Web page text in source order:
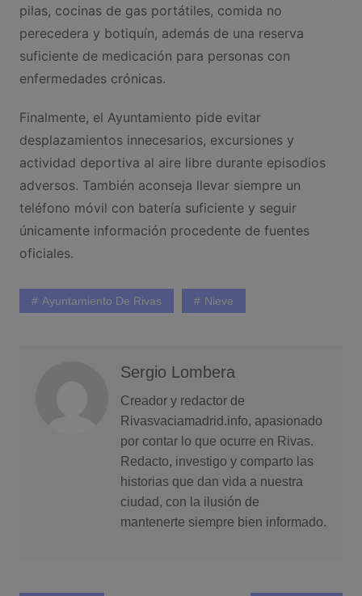
pilas, cocinas de gas portátiles, comida no
perecedera y botiquín, además de una reserva
suficiente de medicación para personas con
enfermedades crónicas.
Finalmente, el Ayuntamiento pide evitar
desplazamientos innecesarios, excursiones y
actividad deportiva al aire libre durante episodios
adversos. También aconseja llevar siempre un
teléfono móvil con batería suficiente y seguir
únicamente información procedente de fuentes
oficiales.
Ayuntamiento De Rivas Nieve
Sergio Lombera
Creador y redactor de
Rivasvaciamadrid.info, apasionado
por contar lo que ocurre en Rivas.
Redacto, investigo y comparto las
historias que dan vida a nuestra
ciudad, con la ilusión de
mantenerte siempre bien informado.